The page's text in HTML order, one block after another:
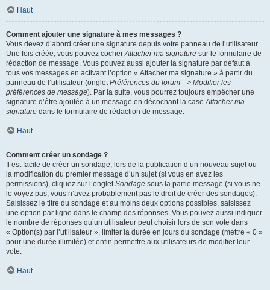
Haut
Comment ajouter une signature à mes messages ?
Vous devez d’abord créer une signature depuis votre panneau de l’utilisateur.
Une fois créée, vous pouvez cocherAttacher ma signature sur le formulaire de
rédaction de message. Vous pouvez aussi ajouter la signature par défaut à
tous vos messages en activant l’option « Attacher ma signature » à partir du
panneau de l’utilisateur (ongletPréférences du forum --> Modifier les
préférences de message). Par la suite, vous pourrez toujours empêcher une
signature d’être ajoutée à un message en décochant la caseAttacher ma
signature dans le formulaire de rédaction de message.
Haut
Comment créer un sondage ?
Il est facile de créer un sondage, lors de la publication d’un nouveau sujet ou
la modification du premier message d’un sujet (si vous en avez les
permissions), cliquez sur l’ongletSondage sous la partie message (si vous ne
le voyez pas, vous n’avez probablement pas le droit de créer des sondages).
Saisissez le titre du sondage et au moins deux options possibles, saisissez
une option par ligne dans le champ des réponses. Vous pouvez aussi indiquer
le nombre de réponses qu’un utilisateur peut choisir lors de son vote dans
« Option(s) par l’utilisateur », limiter la durée en jours du sondage (mettre « 0 »
pour une durée illimitée) et enfin permettre aux utilisateurs de modifier leur
vote.
Haut